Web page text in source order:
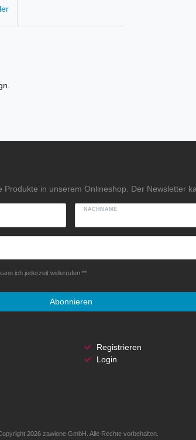
in unserem Onlineshop. Der Newsletter
NACHNAME
ich jederzeit widerrufen.**
Abonnieren
Registrieren
Login
2026 zawione GmbH. Alle Rechte vorbehalten.